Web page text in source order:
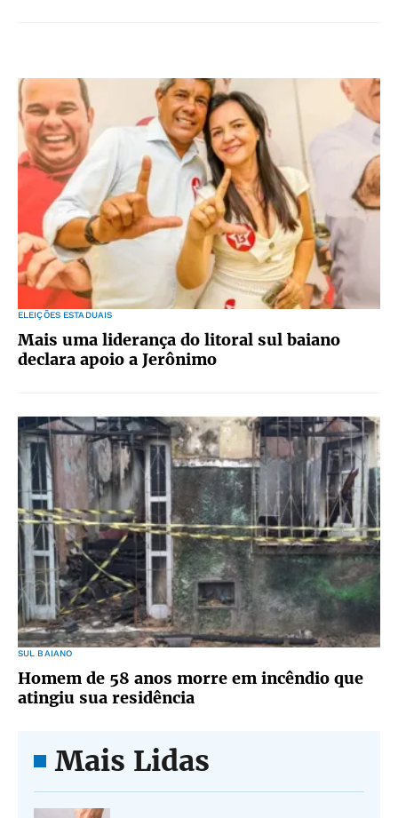
ELEIÇÕES ESTADUAIS
Mais uma liderança do litoral sul baiano
declara apoio a Jerônimo
SUL BAIANO
Homem de 58 anos morre em incêndio que
atingiu sua residência
Mais Lidas